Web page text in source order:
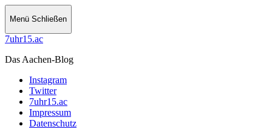
Menü Schließen
7uhr15.ac
Das Aachen-Blog
Instagram
Twitter
7uhr15.ac
Impressum
Datenschutz